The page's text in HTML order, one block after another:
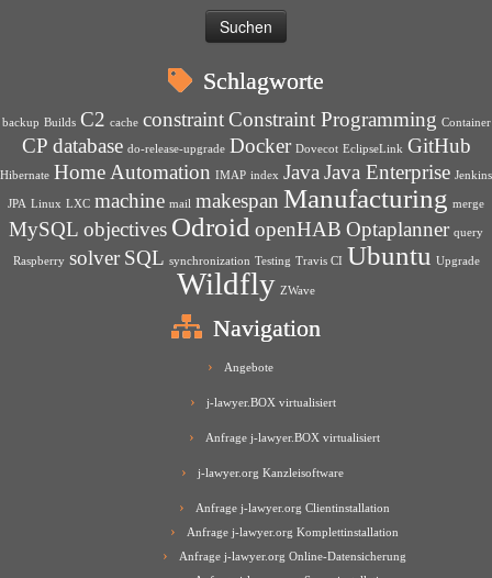
Schlagworte
backup Builds C2 cache constraint Constraint Programming Container
CP database do-release-upgrade Docker Dovecot EclipseLink GitHub
Hibernate Home Automation IMAP index Java Java Enterprise Jenkins
JPA Linux LXC machine mail makespan Manufacturing merge
MySQL objectives Odroid openHAB Optaplanner query
Raspberry solver SQL synchronization Testing Travis CI Ubuntu Upgrade
Wildfly ZWave
Navigation
Angebote
j-lawyer.BOX virtualisiert
Anfrage j-lawyer.BOX virtualisiert
j-lawyer.org Kanzleisoftware
Anfrage j-lawyer.org Clientinstallation
Anfrage j-lawyer.org Komplettinstallation
Anfrage j-lawyer.org Online-Datensicherung